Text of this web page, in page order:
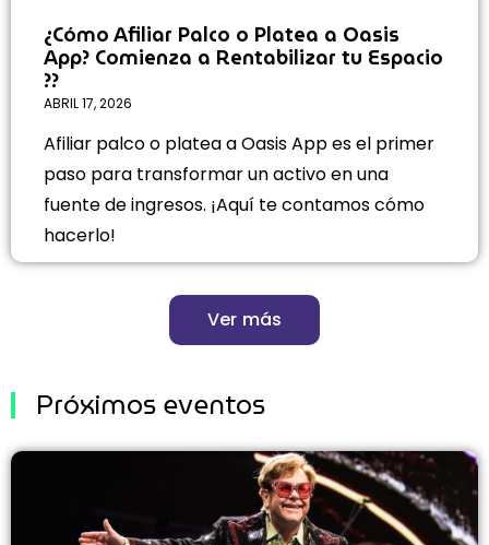
¿Cómo Afiliar Palco o Platea a Oasis
App? Comienza a Rentabilizar tu Espacio
??
ABRIL 17, 2026
Afiliar palco o platea a Oasis App es el primer
paso para transformar un activo en una
fuente de ingresos. ¡Aquí te contamos cómo
hacerlo!
Ver más
Próximos eventos